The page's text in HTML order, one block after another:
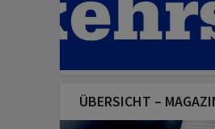
ÜBERSICHT –